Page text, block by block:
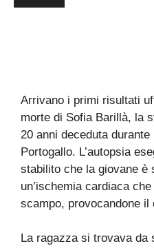
Arrivano i primi risultati
morte di Sofia Barillà, la
20 anni deceduta
Portogallo. L’autopsia
stabilito che la giovane è
un’ischemia cardiaca
scampo, provocandone
La ragazza si trovava da